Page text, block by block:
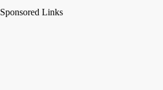
Sponsored Links